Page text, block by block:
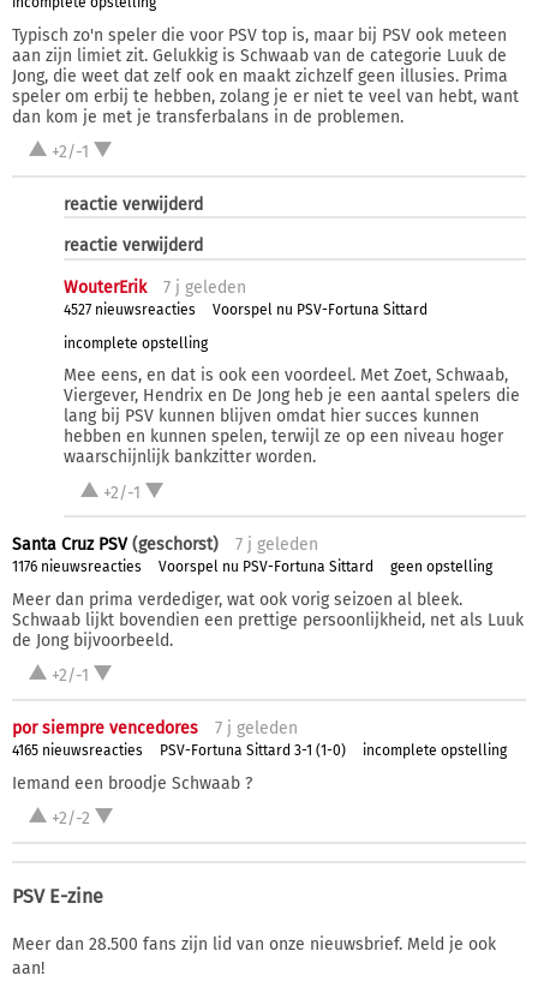
Typisch zo'n speler die voor PSV top is, maar bij PSV ook meteen
aan zijn limiet zit. Gelukkig is Schwaab van de categorie Luuk de
Jong, die weet dat zelf ook en maakt zichzelf geen illusies. Prima
speler om erbij te hebben, zolang je er niet te veel van hebt, want
dan kom je met je transferbalans in de problemen.
+2/-1
reactie verwijderd
reactie verwijderd
WouterErik 7 j geleden
4527 nieuwsreacties
Voorspel nu PSV-Fortuna Sittard
incomplete opstelling
Mee eens, en dat is ook een voordeel. Met Zoet, Schwaab,
Viergever, Hendrix en De Jong heb je een aantal spelers die
lang bij PSV kunnen blijven omdat hier succes kunnen
hebben en kunnen spelen, terwijl ze op een niveau hoger
waarschijnlijk bankzitter worden.
+2/-1
Santa Cruz PSV(geschorst) 7 j geleden
1176 nieuwsreacties Voorspel nu PSV-Fortuna Sittard geen opstelling
Meer dan prima verdediger, wat ook vorig seizoen al bleek.
Schwaab lijkt bovendien een prettige persoonlijkheid, net als Luuk
de Jong bijvoorbeeld.
+2/-1
por siempre vencedores 7 j geleden
4165 nieuwsreacties PSV-Fortuna Sittard 3-1 (1-0) incomplete opstelling
Iemand een broodje Schwaab ?
+2/-2
PSV E-zine
Meer dan 28.500 fans zijn lid van onze nieuwsbrief. Meld je ook
aan!